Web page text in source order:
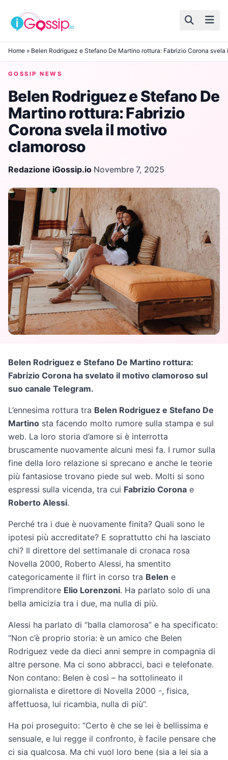
Skip to content
Home » Belen Rodriguez e Stefano De Martino rottura: Fabrizio Corona
GOSSIP NEWS
Belen Rodriguez e Stefano De
Martino rottura: Fabrizio
Corona svela il motivo
clamoroso
Redazione iGossip.io·Novembre 7, 2025
Belen Rodriguez e Stefano De Martino rottura:
Fabrizio Corona ha svelato il motivo clamoroso sul
suo canale Telegram.
L’ennesima rottura tra Belen Rodriguez e Stefano De
Martino sta facendo molto rumore sulla stampa e sul
web. La loro storia d’amore si è interrotta
bruscamente nuovamente alcuni mesi fa. I rumor sulla
fine della loro relazione si sprecano e anche le teorie
più fantasiose trovano piede sul web. Molti si sono
espressi sulla vicenda, tra cui Fabrizio Corona e
Roberto Alessi.
Perché tra i due è nuovamente finita? Quali sono le
ipotesi più accreditate? E soprattutto chi ha lasciato
chi? Il direttore del settimanale di cronaca rosa
Novella 2000, Roberto Alessi, ha smentito
categoricamente il flirt in corso tra Belen e
l’imprenditore Elio Lorenzoni. Ha parlato solo di una
bella amicizia tra i due, ma nulla di più.
Alessi ha parlato di “balla clamorosa” e ha specificato:
“Non c’è proprio storia: è un amico che Belen
Rodriguez vede da dieci anni sempre in compagnia di
altre persone. Ma ci sono abbracci, baci e telefonate.
Non contano: Belen è così – ha sottolineato il
giornalista e direttore di Novella 2000 -, fisica,
affettuosa, lui ricambia, nulla di più”.
Ha poi proseguito: “Certo è che se lei è bellissima e
sensuale, e lui regge il confronto, è facile pensare che
ci sia qualcosa. Ma chi vuol loro bene (sia a lei sia a